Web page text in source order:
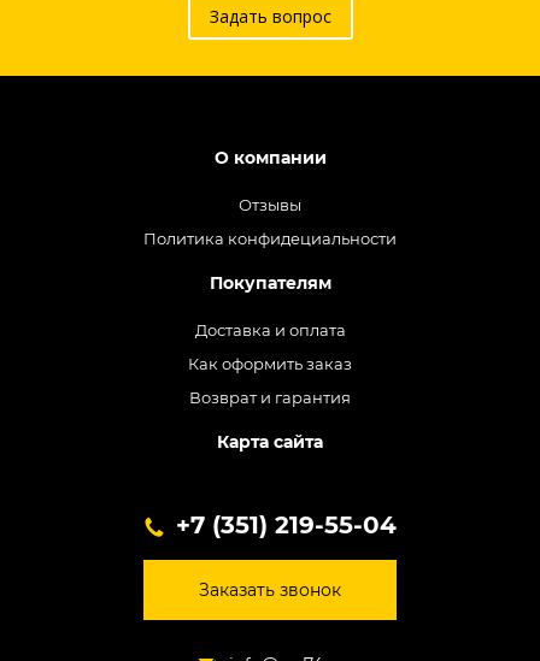
Задать вопрос
О компании
Отзывы
Политика конфидециальности
Покупателям
Доставка и оплата
Как оформить заказ
Возврат и гарантия
Карта сайта
+7 (351) 219-55-04
Заказать звонок